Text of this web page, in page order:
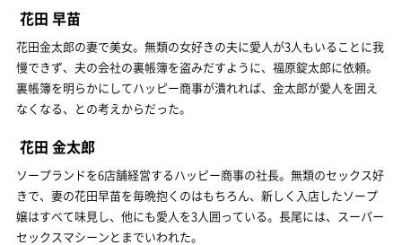
花田 早苗
花田金太郎の妻で美女。無類の女好きの夫に愛人が3人もいることに我
慢できず、夫の会社の裏帳簿を盗みだすように、福原錠太郎に依頼。
裏帳簿を明らかにしてハッピー商事が潰れれば、金太郎が愛人を囲え
なくなる、との考えからだった。
花田 金太郎
ソープランドを6店舗経営するハッピー商事の社長。無類のセックス好
きで、妻の花田早苗を毎晩抱くのはもちろん、新しく入店したソープ
嬢はすべて味見し、他にも愛人を3人囲っている。長尾には、スーパー
セックスマシーンとまでいわれた。